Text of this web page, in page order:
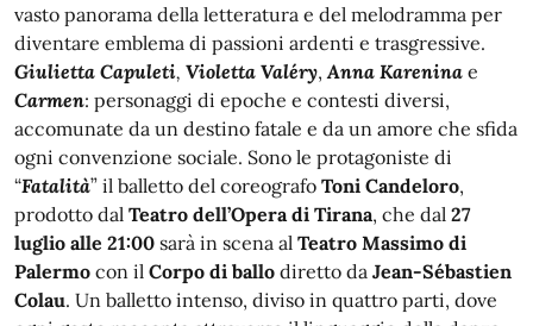
vasto panorama della letteratura e del melodramma per
diventare emblema di passioni ardenti e trasgressive.
Giulietta Capuleti, Violetta Valéry,Anna Karenina e
Carmen: personaggi di epoche e contesti diversi,
accomunate da un destino fatale e da un amore che sfida
ogni convenzione sociale. Sono le protagoniste di
“Fatalità” il balletto del coreografo Toni Candeloro,
prodotto dal Teatro dell’Opera di Tirana, che dal 27
luglio alle 21:00 sarà in scena al Teatro Massimo di
Palermo con il Corpo di ballo diretto da Jean-Sébastien
Colau. Un balletto intenso, diviso in quattro parti, dove